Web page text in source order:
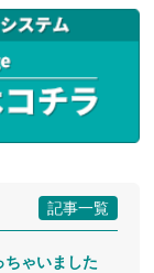
記事一覧
ちゃいました